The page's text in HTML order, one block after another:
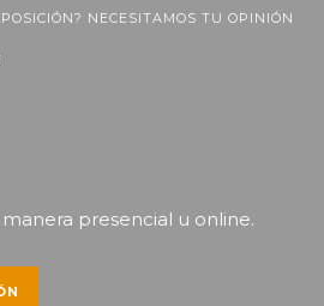
NECESITAMOS TU OPINIÓN
presencial u online.